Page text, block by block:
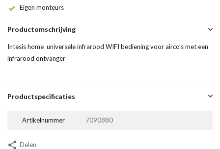
Eigen monteurs
Productomschrijving
Intesis home universele infrarood WIFI bediening voor airco's met een
infrarood ontvanger
Productspecificaties
Artikelnummer 7090880
Delen